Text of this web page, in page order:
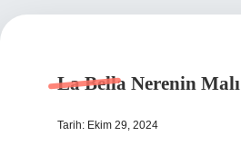
La Bella Nerenin Malı
Tarih: Ekim 29, 2024